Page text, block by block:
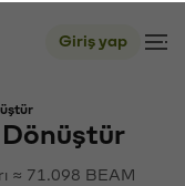
Giriş yap
≈ 71.098 BEAM